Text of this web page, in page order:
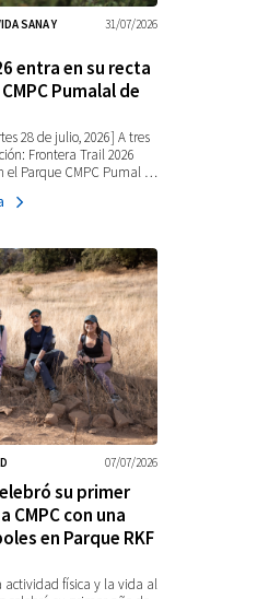
31/07/2026
SANA Y
entra en su recta
Pumalal de
28 de julio, 2026] A tres
Frontera Trail 2026
el Parque CMPC Pumal …
07/07/2026
su primer
CMPC con una
en Parque RKF
actividad física y la vida al